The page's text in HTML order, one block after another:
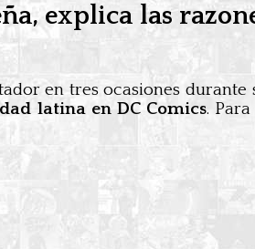
explica las
en tres ocasiones
latina en DC Comics.